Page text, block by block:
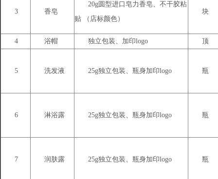
3 香皂
20g圆型进口皂力香皂、不干胶粘
贴 （店标颜色）
块
4 浴帽 独立包装、加印logo 顶
5 洗发液 25g独立包装、瓶身加印logo 瓶
6 淋浴露 25g独立包装、瓶身加印logo 瓶
7 润肤露 25g独立包装、瓶身加印logo 瓶